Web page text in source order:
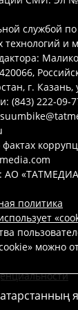
службой
и
г.
(843) 222-09-
АО
политика
можно